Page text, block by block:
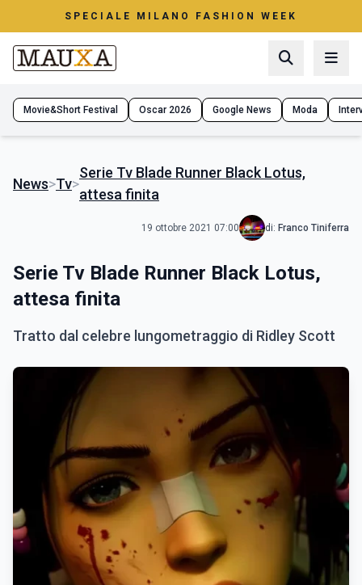
SPECIALE MILANO FASHION WEEK
Movie&Short Festival Oscar 2026 Google News Moda
News>Tv>
Serie Tv Blade Runner Black Lotus,
attesa finita
19 ottobre 2021 07:00 di: Franco Tiniferra
Serie Tv Blade Runner Black Lotus,
attesa finita
Tratto dal celebre lungometraggio di Ridley Scott